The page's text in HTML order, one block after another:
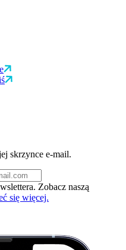
skrzynce e-mail.
Zobacz naszą
się więcej.